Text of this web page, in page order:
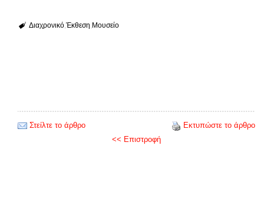
Διαχρονικό Έκθεση Μουσείο
Στείλτε το άρθρο
Εκτυπώστε το άρθρο
<< Επιστροφή